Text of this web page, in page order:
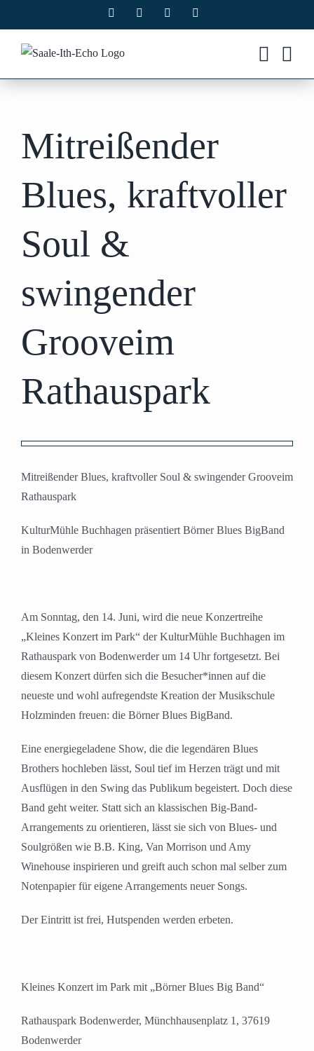
Inhalt
springen
Facebook Instagram
Mitreißender
Blues, kraftvoller
Soul &
swingender
Grooveim
Rathauspark
grösseres
Bild
Mitreißender Blues, kraftvoller Soul & swingender Grooveim
Rathauspark
KulturMühle Buchhagen präsentiert Börner Blues BigBand
in Bodenwerder
Am Sonntag, den 14. Juni, wird die neue Konzertreihe
„Kleines Konzert im Park“ der KulturMühle Buchhagen im
Rathauspark von Bodenwerderum 14 Uhrfortgesetzt. Bei
diesem Konzert dürfen sich die Besucher*innen aufdie
neueste und wohl aufregendste Kreation der Musikschule
Holzminden freuen: die Börner Blues BigBand.
Eine energiegeladene Show, die die legendären Blues
Brothers hochleben lässt, Soul tief im Herzen trägt und mit
Ausflügen in den Swing das Publikum begeistert. Doch diese
Band geht weiter. Statt sich an klassischen Big-Band-
Arrangements zu orientieren, lässt sie sich von Blues- und
Soulgrößen wie B.B. King, Van Morrison und Amy
Winehouse inspirieren und greift auch schon mal selber zum
Notenpapier für eigene Arrangements neuer Songs.
DerEintritt ist frei, Hutspenden werden erbeten.
Kleines Konzert im Park mit „Börner Blues Big Band“
Rathauspark Bodenwerder, Münchhausenplatz 1, 37619
Bodenwerder